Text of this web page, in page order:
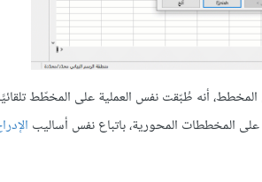
أنه طُبّقت نفس العملية على المخطّط
على المخططات المحورية، باتباع نفس أساليب